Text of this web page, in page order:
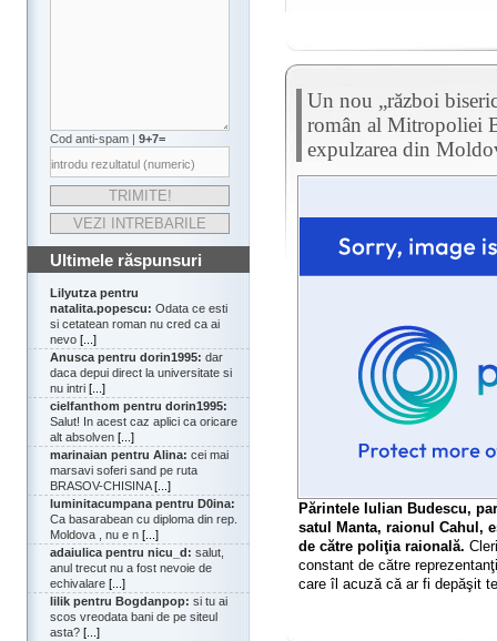
Cod anti-spam | 9+7=
Ultimele răspunsuri
Lilyutza pentru
natalita.popescu: Odata ce esti
si cetatean roman nu cred ca ai
nevo [...]
Anusca pentru dorin1995: dar
daca depui direct la universitate si
nu intri [...]
cielfanthom pentru dorin1995:
Salut! In acest caz aplici ca oricare
alt absolven [...]
marinaian pentru Alina: cei mai
marsavi soferi sand pe ruta
BRASOV-CHISINA[...]
luminitacumpana pentru D0ina:
Ca basarabean cu diploma din rep.
Moldova , nu e n [...]
adaiulica pentru nicu_d: salut,
anul trecut nu a fost nevoie de
echivalare [...]
lilik pentru Bogdanpop: si tu ai
scos vreodata bani de pe siteul
asta? [...]
Un nou „război
român al Mitropoliei
expulzarea din
Părintele Iulian Budescu,
satul Manta, raionul Cahul,
de către poliţia raională.
constant de către
care îl acuză că ar fi depăşit